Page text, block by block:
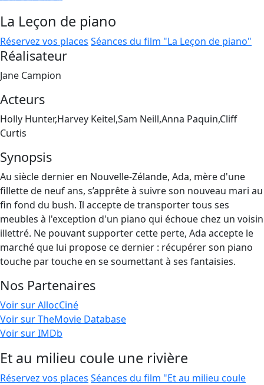
La Leçon de piano
Réservez vos places Séances du film "La Leçon de piano"
Réalisateur
Jane Campion
Acteurs
Holly Hunter,Harvey Keitel,Sam Neill,Anna Paquin,Cliff
Curtis
Synopsis
Au siècle dernier en Nouvelle-Zélande, Ada, mère d'une
fillette de neuf ans, s’apprête à suivre son nouveau mari au
fin fond du bush. Il accepte de transporter tous ses
meubles à l'exception d'un piano qui échoue chez un voisin
illettré. Ne pouvant supporter cette perte, Ada accepte le
marché que lui propose ce dernier : récupérer son piano
touche par touche en se soumettant à ses fantaisies.
Nos Partenaires
Voir sur AllocCiné
Voir sur TheMovie Database
Voir sur IMDb
Et au milieu coule une rivière
Réservez vos places Séances du film "Et au milieu coule